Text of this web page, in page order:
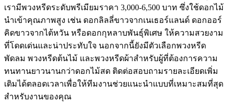
เรามีพวงหรีดระดับพรีเมียมราคา 3,000-6,500 บาท ซึ่งใช้ดอกไม้
นำเข้าคุณภาพสูง เช่น ดอกลิลลี่ขาวจากเนเธอร์แลนด์ ดอกออร์
คิดขาวจากไต้หวัน หรือดอกกุหลาบพันธุ์พิเศษ ให้ความสวยงาม
ที่โดดเด่นและน่าประทับใจ นอกจากนี้ยังมีตัวเลือกพวงหรีด
พัดลม พวงหรีดต้นไม้ และพวงหรีดผ้าสำหรับผู้ที่ต้องการความ
ทนทานยาวนานกว่าดอกไม้สด ติดต่อสอบถามรายละเอียดเพิ่ม
เติมได้ตลอดเวลาเพื่อให้ทีมงานช่วยแนะนำแบบที่เหมาะสมที่สุด
สำหรับงานของคุณ